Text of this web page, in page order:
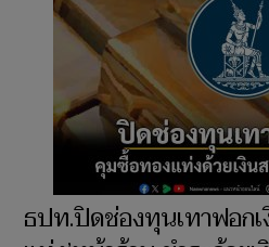
ธปท.ปิดช่องทุนเทาฟอกเ